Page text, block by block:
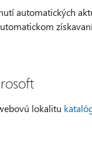
automatických
lokalitu